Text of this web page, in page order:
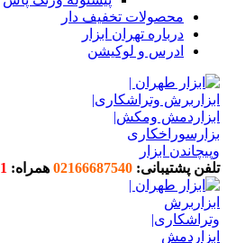
محصولات تخفیف دار
درباره تهران ابزار
ادرس و لوکیشن
تلفن پشتیبانی: 02166687540 همراه: